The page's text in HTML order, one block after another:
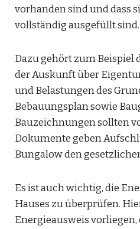
vorhanden sind und dass
vollständig ausgefüllt sind.
Dazu gehört zum Beispiel
der Auskunft über
und Belastungen des
Bebauungsplan sowie
Bauzeichnungen sollten
Dokumente geben
Bungalow den
Es ist auch wichtig, die
Hauses zu überprüfen.
Energieausweis